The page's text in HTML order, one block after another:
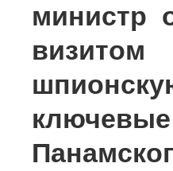
министр